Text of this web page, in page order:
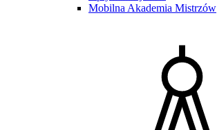
Mobilna Akademia Mistrzów